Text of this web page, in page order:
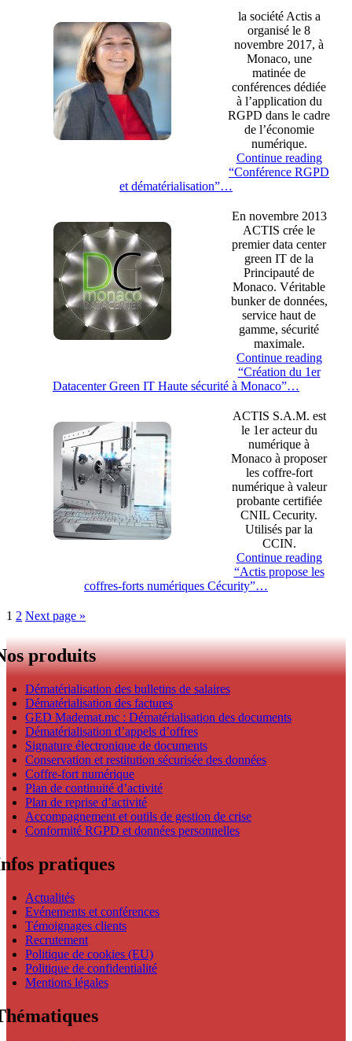
la société Actis a
organisé le 8
novembre 2017, à
Monaco, une
matinée de
conférences dédiée
à l’application du
RGPD dans le cadre
de l’économie
numérique.
Continue reading
“Conférence RGPD
et dématérialisation”…
En novembre 2013
ACTIS crée le
premier data center
green IT de la
Principauté de
Monaco. Véritable
bunker de données,
service haut de
gamme, sécurité
maximale.
Continue reading
“Création du 1er
Datacenter Green IT Haute sécurité à Monaco”…
ACTIS S.A.M. est
le 1er acteur du
numérique à
Monaco à proposer
les coffre-fort
numérique à valeur
probante certifiée
CNIL Cecurity.
Utilisés par la
CCIN.
Continue reading
“Actis propose les
coffres-forts numériques Cécurity”…
1 2 Next page »
produits
Dématérialisation des bulletins de salaires
Dématérialisation des factures
GED Mademat.mc : Dématérialisation des documents
Dématérialisation d’appels d’offres
Signature électronique de documents
Conservation et restitution sécurisée des données
Coffre-fort numérique
Plan de continuité d’activité
Plan de reprise d’activité
Accompagnement et outils de gestion de crise
Conformité RGPD et données personnelles
pratiques
Actualités
Evénements et conférences
Témoignages clients
Recrutement
Politique de cookies (EU)
Politique de confidentialité
Mentions légales